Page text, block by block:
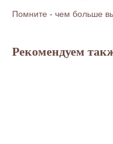
Помните - чем больше
Рекомендуем